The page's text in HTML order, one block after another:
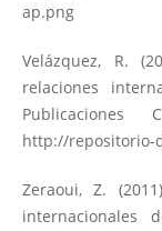
ap.png
Velázquez, R.
relaciones
Publicaciones
http://repositorio-
Zeraoui, Z.
internacionales